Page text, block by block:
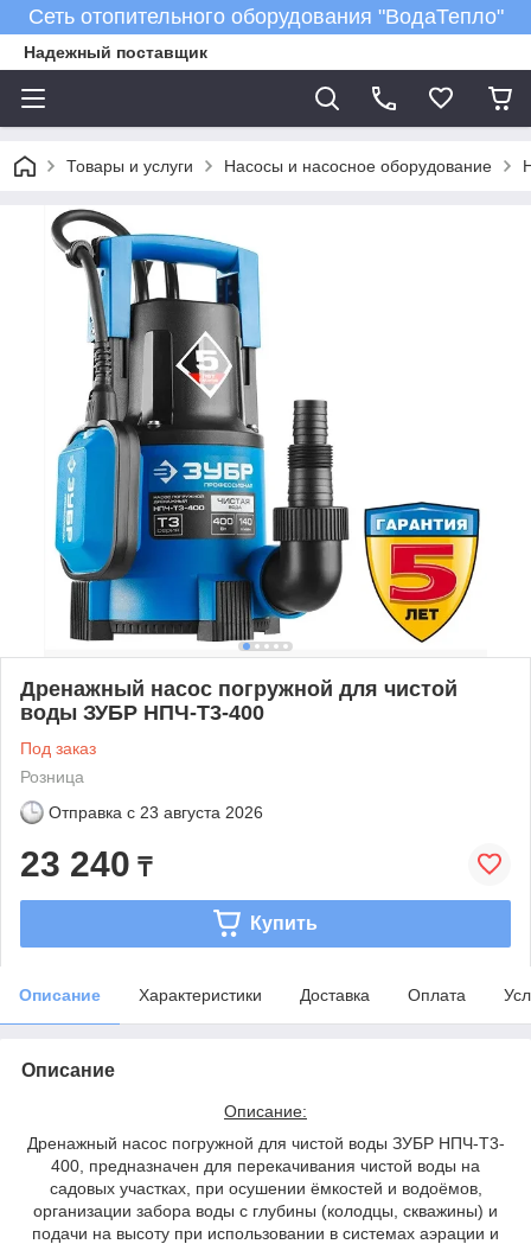
Сеть отопительного оборудования "ВодаТепло"
Надежный поставщик
Товары и услуги Насосы и насосное оборудование
Дренажный насос погружной для чистой
воды ЗУБР НПЧ-Т3-400
Под заказ
Розница
Отправка с 23 августа 2026
23 240 ₸
Купить
Описание Характеристики Доставка Оплата
Описание
Описание:
Дренажный насос погружной для чистой воды ЗУБР НПЧ-Т3-
400, предназначен для перекачивания чистой воды на
садовых участках, при осушении ёмкостей и водоёмов,
организации забора воды с глубины (колодцы, скважины) и
подачи на высоту при использовании в системах аэрации и